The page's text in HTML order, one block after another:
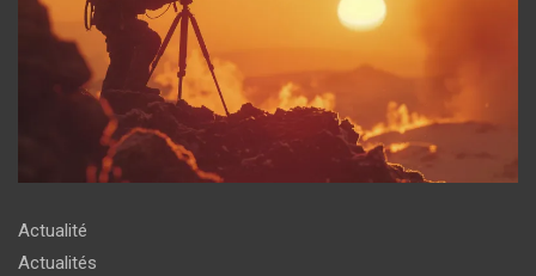
Actualité
Actualités